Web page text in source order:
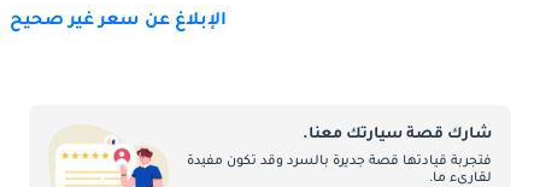
الإبلاغ عن سعر غير صحيح
شارك قصة سيارتك معنا.
فتجربة قيادتها قصة جديرة بالسرد وقد تكون مفيدة
لقارىء ما.